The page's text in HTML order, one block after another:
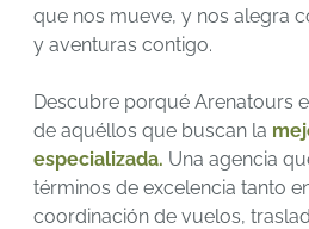
que nos mueve, y nos alegra
y aventuras contigo.
Descubre porqué Arenatours
de aquéllos que buscan la
especializada. Una agencia
términos de excelencia tanto
coordinación de vuelos,